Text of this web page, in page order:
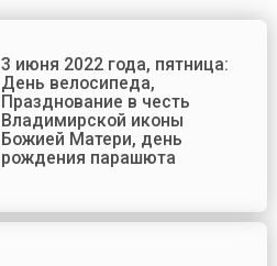
3 июня 2022 года, пятница:
День велосипеда,
Празднование в честь
Владимирской иконы
Божией Матери, день
рождения парашюта